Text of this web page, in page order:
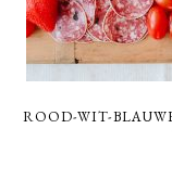
ROOD-WIT-